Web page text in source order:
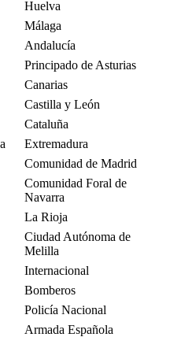
Huelva
Málaga
Andalucía
Principado de Asturias
Canarias
Castilla y León
Cataluña
Extremadura
Comunidad de Madrid
Comunidad Foral de
Navarra
La Rioja
Ciudad Autónoma de
Melilla
Internacional
Bomberos
Policía Nacional
Armada Española